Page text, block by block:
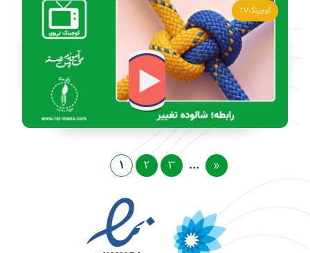
کوچینگ TV
1 2 3 ... »